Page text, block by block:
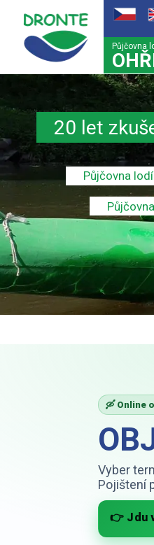
Půjčovna
20 let
Půjčovna lodí
🛶 Online
Vyber
Pojištení
👉 Jdu